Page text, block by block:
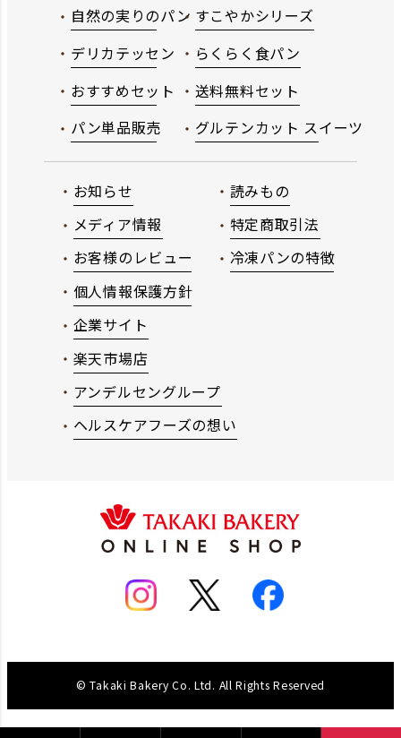
自然の実りのパン
デリカテッセン
おすすめセット
パン単品販売
すこやかシリーズ
らくらく食パン
送料無料セット
グルテンカット スイーツ
お知らせ
メディア情報
お客様のレビュー
個人情報保護方針
読みもの
特定商取引法
冷凍パンの特徴
企業サイト
楽天市場店
アンデルセングループ
ヘルスケアフーズの想い
© Takaki Bakery Co. Ltd. All Rights Reserved